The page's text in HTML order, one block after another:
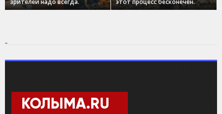
зрителей надо всегда. этот процесс бесконечен.
КОЛЫМА.RU